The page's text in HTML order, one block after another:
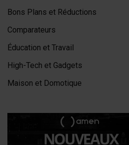
Bons Plans et Réductions
Comparateurs
Éducation et Travail
High-Tech et Gadgets
Maison et Domotique